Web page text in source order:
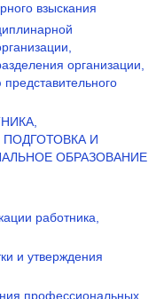
взыскания
организации,
И
ОБРАЗОВАНИЕ
работника,
и утверждения
профессиональных